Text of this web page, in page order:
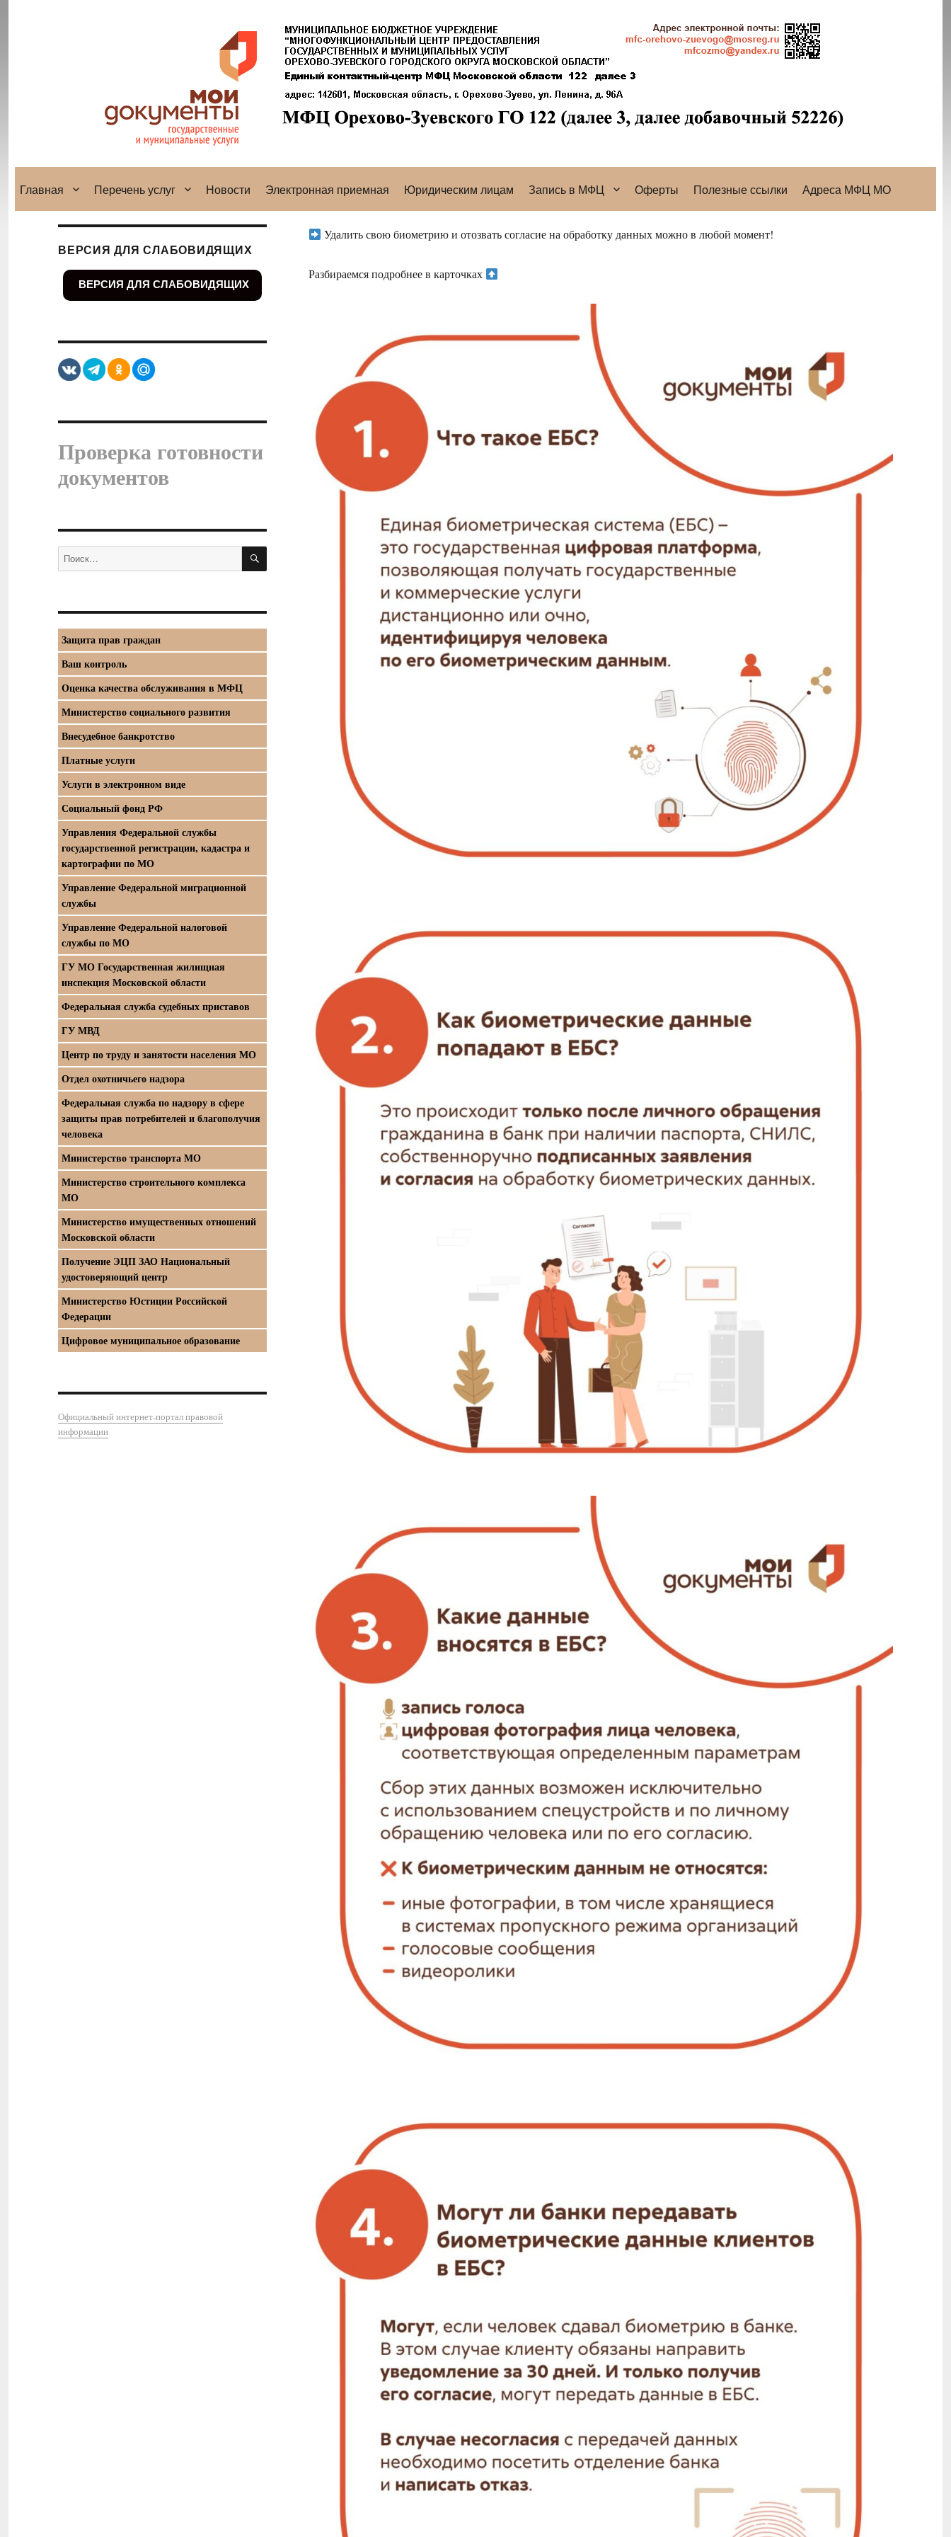
Главная Перечень услуг Новости Электронная приемная Юридическим лицам Запись в МФЦ Оферты Полезные ссылки Адреса МФЦ МО
Удалить свою биометрию и отозвать согласие на обработку данных можно в любой момент!
Разбираемся подробнее в карточках
ВЕРСИЯ ДЛЯ СЛАБОВИДЯЩИХ
ВЕРСИЯ ДЛЯ СЛАБОВИДЯЩИХ
Проверка готовности
документов
Искать: ПОИСК
Защита прав граждан
Ваш контроль
Оценка качества обслуживания в МФЦ
Министерство социального развития
Внесудебное банкротство
Платные услуги
Услуги в электронном виде
Социальный фонд РФ
Управления Федеральной службы
государственной регистрации, кадастра и
картографии по МО
Управление Федеральной миграционной
службы
Управление Федеральной налоговой
службы по МО
ГУ МО Государственная жилищная
инспекция Московской области
Федеральная служба судебных приставов
ГУ МВД
Центр по труду и занятости населения МО
Отдел охотничьего надзора
Федеральная служба по надзору в сфере
защиты прав потребителей и благополучия
человека
Министерство транспорта МО
Министерство строительного комплекса
МО
Министерство имущественных отношений
Московской области
Получение ЭЦП ЗАО Национальный
удостоверяющий центр
Министерство Юстиции Российской
Федерации
Цифровое муниципальное образование
Официальный интернет-портал правовой
информации